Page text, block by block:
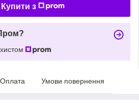
Купити з
Оплата Умови повернення